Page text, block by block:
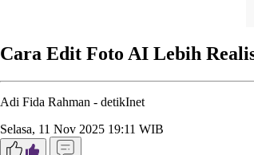
Cara Edit Foto AI Lebih
Adi Fida Rahman - detikInet
Selasa, 11 Nov 2025 19:11 WIB